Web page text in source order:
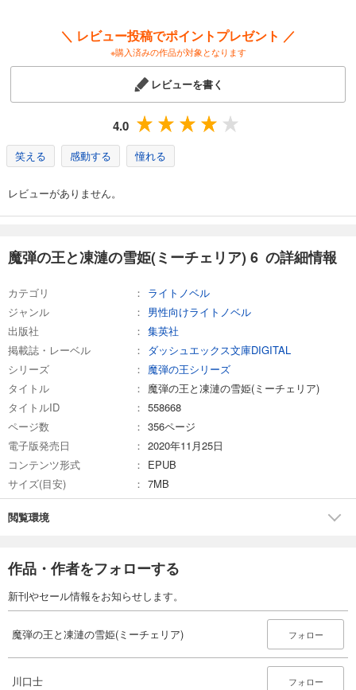
＼ レビュー投稿でポイントプレゼント ／
※購入済みの作品が対象となります
レビューを書く
4.0
笑える 感動する 憧れる
レビューがありません。
魔弾の王と凍漣の雪姫(ミーチェリア) 6 の詳細情報
カテゴリ
ライトノベル
ジャンル
男性向けライトノベル
出版社
集英社
掲載誌・レーベル
ダッシュエックス文庫DIGITAL
シリーズ
魔弾の王シリーズ
タイトル
魔弾の王と凍漣の雪姫(ミーチェリア)
タイトルID
558668
ページ数
356ページ
電子版発売日
2020年11月25日
コンテンツ形式
EPUB
サイズ(目安)
7MB
閲覧環境
作品・作者をフォローする
新刊やセール情報をお知らせします。
魔弾の王と凍漣の雪姫(ミーチェリア) フォロー
川口士 フォロー